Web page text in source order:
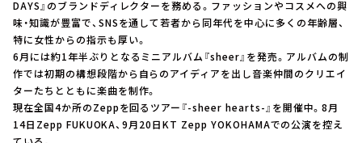
TBS Podcast
お知らせ
イベント・グッズ
YouTube
会社情報
DAYS』のブランドディレクターを務める。ファッションやコスメへの興
味・知識が豊富で、SNSを通して若者から同年代を中心に多くの年齢層、
特に女性からの指示も厚い。
6月には約1年半ぶりとなるミニアルバム『sheer』を発売。アルバムの制
作では初期の構想段階から自らのアイディアを出し音楽仲間のクリエイ
ターたちとともに楽曲を制作。
現在全国4か所のZeppを回るツアー『-sheer hearts-』を開催中。8月
14日Zepp FUKUOKA、9月20日KT Zepp YOKOHAMAでの公演を控え